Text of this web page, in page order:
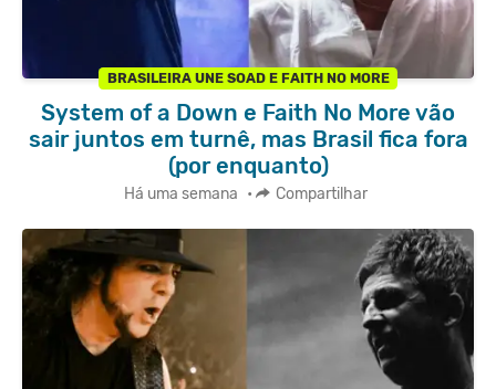
BRASILEIRA UNE SOAD E FAITH NO MORE
System of a Down e Faith No More vão
sair juntos em turnê, mas Brasil fica fora
(por enquanto)
Há uma semana • Compartilhar